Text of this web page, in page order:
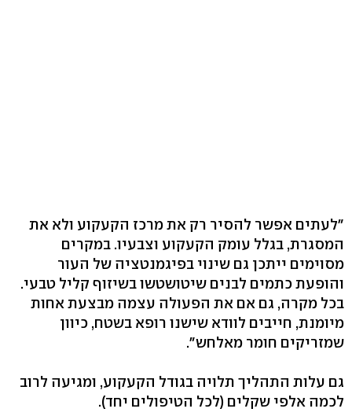
"לעתים אפשר להסיר רק את מרכז הקעקוע ולא את
המסגרת, בגלל עומק הקעקוע וצבעיו. במקרים
מסוימים ייתכן גם שינוי בפיגמנטציה של העור
והופעת כתמים לבנים שיטושטשו בשיזוף קליל טבעי.
בכל מקרה, גם אם את הפעולה עצמה מבצעת אחות
מיומנת, חייבים לוודא שישנו רופא בשטח, כיוון
שמזריקים חומר מאלחש".
גם עלות התהליך תלויה בגודל הקעקוע, ומגיעה לרוב
לכמה אלפי שקלים (לכל הטיפולים יחד).